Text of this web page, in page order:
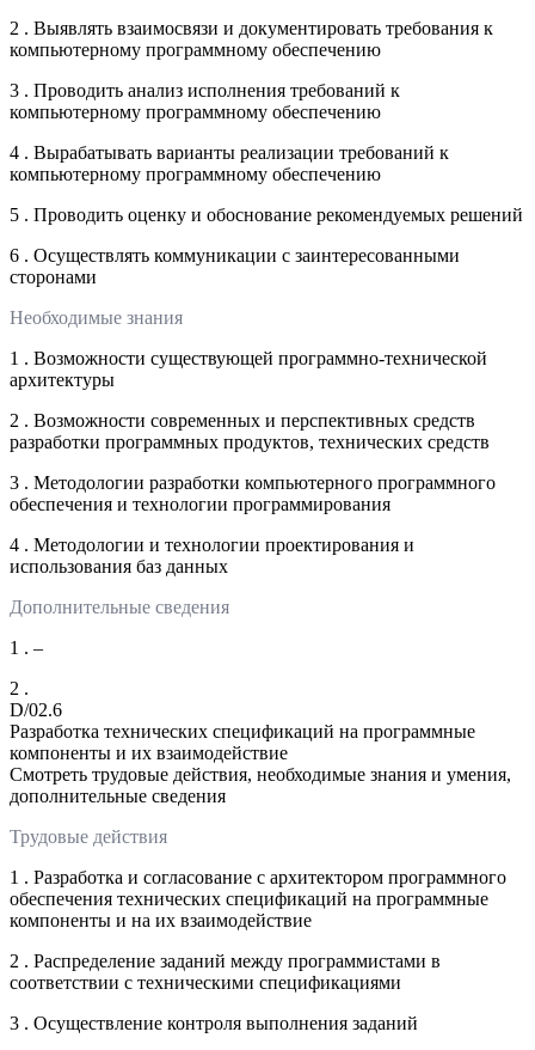
2 . Выявлять взаимосвязи и документировать требования к
компьютерному программному обеспечению
3 . Проводить анализ исполнения требований к
компьютерному программному обеспечению
4 . Вырабатывать варианты реализации требований к
компьютерному программному обеспечению
5 . Проводить оценку и обоснование рекомендуемых решений
6 . Осуществлять коммуникации с заинтересованными
сторонами
Необходимые знания
1 . Возможности существующей программно-технической
архитектуры
2 . Возможности современных и перспективных средств
разработки программных продуктов, технических средств
3 . Методологии разработки компьютерного программного
обеспечения и технологии программирования
4 . Методологии и технологии проектирования и
использования баз данных
Дополнительные сведения
1 . –
2 .
D/02.6
Разработка технических спецификаций на программные
компоненты и их взаимодействие
Смотреть трудовые действия, необходимые знания и умения,
дополнительные сведения
Трудовые действия
1 . Разработка и согласование с архитектором программного
обеспечения технических спецификаций на программные
компоненты и на их взаимодействие
2 . Распределение заданий между программистами в
соответствии с техническими спецификациями
3 . Осуществление контроля выполнения заданий